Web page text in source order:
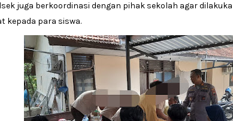
juga berkoordinasi dengan pihak sekolah agar
kepada para siswa.